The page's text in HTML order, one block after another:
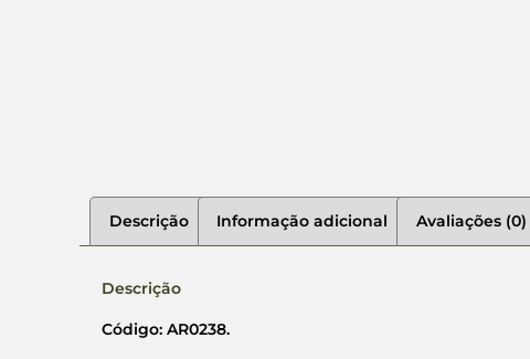
Descrição Informação adicional Avaliações (0)
Descrição
Código: AR0238.